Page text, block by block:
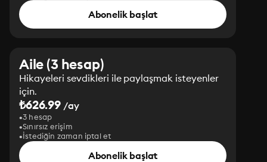
Abonelik başlat
Aile (3 hesap)
Hikayeleri sevdikleri ile paylaşmak isteyenler
için.
₺626.99 /ay
3 hesap
Sınırsız erişim
İstediğin zaman iptal et
Abonelik başlat